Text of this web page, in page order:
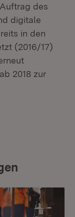
des
digitale
in den
(2016/17)
2018 zur